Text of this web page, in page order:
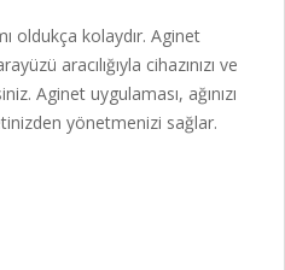
oldukça kolaydır. Aginet
aracılığıyla cihazınızı ve
Aginet uygulaması, ağınızı
yönetmenizi sağlar.